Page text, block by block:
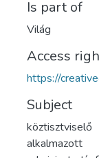
Is part of
Világ
Access
https://
Subject
köztisztviselő
alkalmazott